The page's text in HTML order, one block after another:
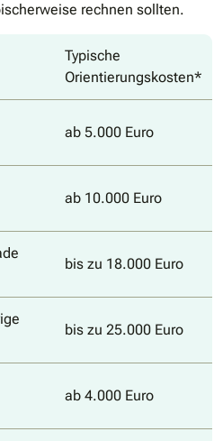
rechnen sollten.
Typische
Orientierungskosten*
ab 5.000 Euro
ab 10.000 Euro
bis zu 18.000 Euro
bis zu 25.000 Euro
ab 4.000 Euro